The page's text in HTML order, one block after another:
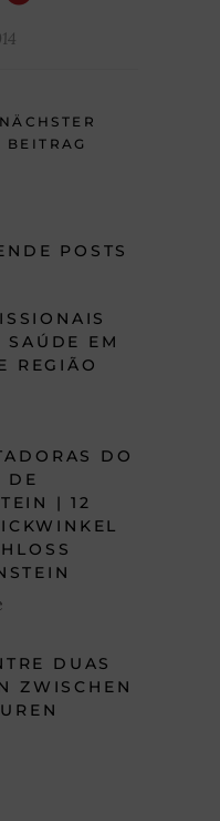
NÄCHSTER
BEITRAG
POSTS
EM
REGIÃO
DO
DE
| 12
DUAS
ZWISCHEN